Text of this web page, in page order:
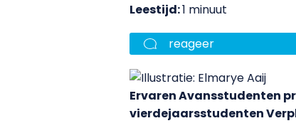
Leestijd:1 minuut
reageer
Ervaren Avansstudenten
vierdejaarsstudenten